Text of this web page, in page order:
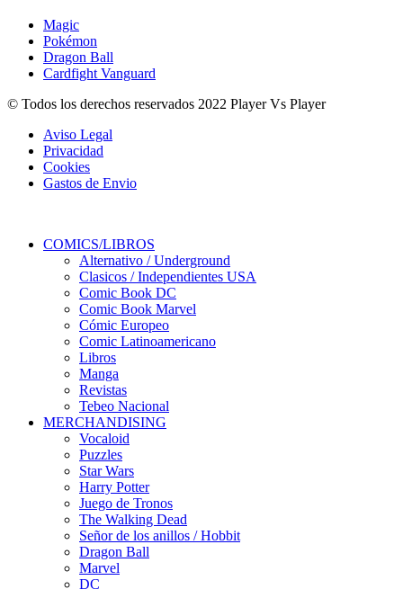
Magic
Pokémon
Dragon Ball
Cardfight Vanguard
© Todos los derechos reservados 2022 Player Vs Player
Aviso Legal
Privacidad
Cookies
Gastos de Envio
COMICS/LIBROS
Alternativo / Underground
Clasicos / Independientes USA
Comic Book DC
Comic Book Marvel
Cómic Europeo
Comic Latinoamericano
Libros
Manga
Revistas
Tebeo Nacional
MERCHANDISING
Vocaloid
Puzzles
Star Wars
Harry Potter
Juego de Tronos
The Walking Dead
Señor de los anillos / Hobbit
Dragon Ball
Marvel
DC